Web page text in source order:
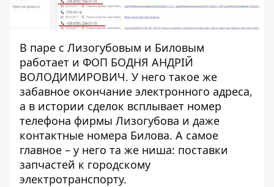
В паре с Лизогубовым и Биловым
работает и ФОП БОДНЯ АНДРІЙ
ВОЛОДИМИРОВИЧ. У него такое же
забавное окончание электронного адреса,
а в истории сделок всплывает номер
телефона фирмы Лизогубова и даже
контактные номера Билова. А самое
главное – у него та же ниша: поставки
запчастей к городскому
электротранспорту.